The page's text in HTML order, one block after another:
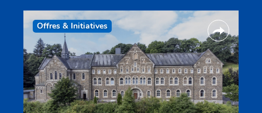
Offres & Initiatives